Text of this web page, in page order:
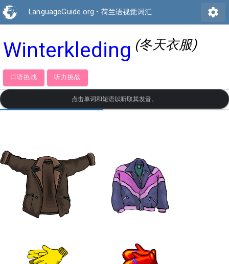
LanguageGuide.org • 荷兰语视觉词汇 settings
Winterkleding (冬天衣服)
口语挑战 听力挑战
点击单词和短语以听取其发音。